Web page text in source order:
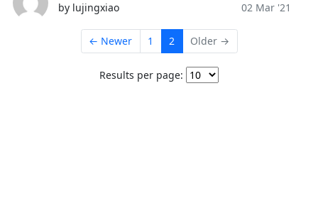
by lujingxiao
02 Mar '21
← Newer 1 2 Older →
Results per page: